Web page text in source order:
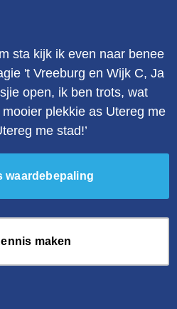
sta kijk ik even naar benee
't Vreeburg en Wijk C, Ja
open, ik ben trots, wat
plekkie as Utereg me
me stad!’
waardebepaling
maken